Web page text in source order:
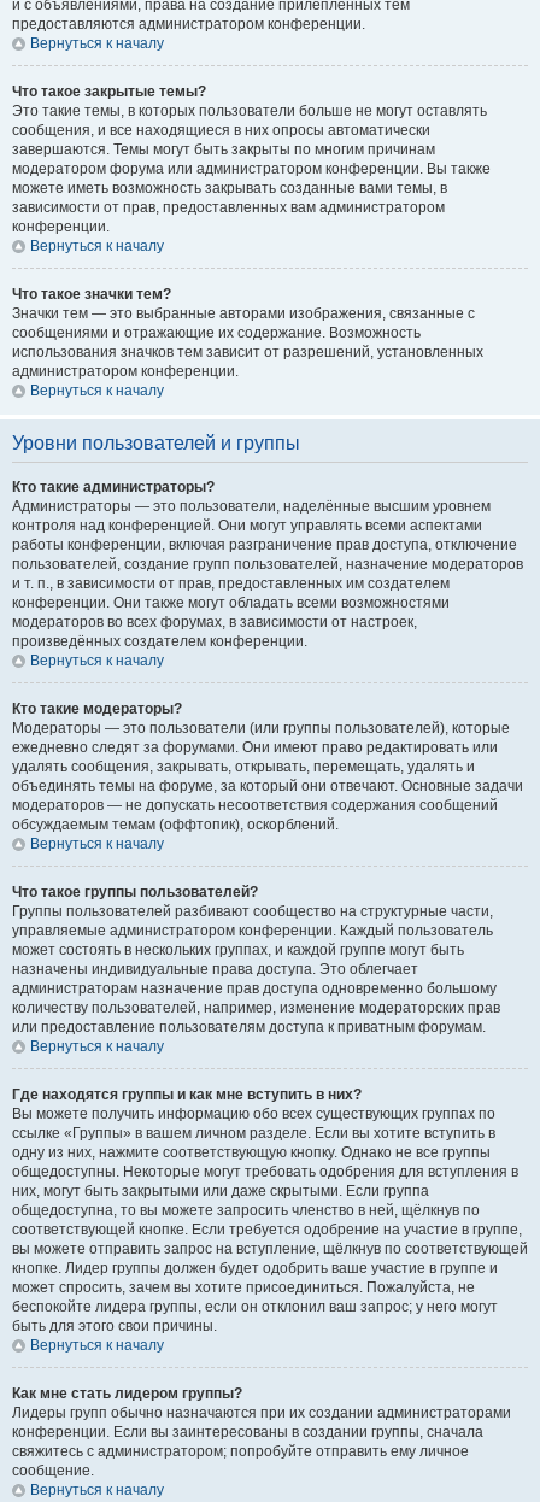
и с объявлениями, права на создание прилепленных тем
предоставляются администратором конференции.
Вернуться к началу
Что такое закрытые темы?
Это такие темы, в которых пользователи больше не могут оставлять
сообщения, и все находящиеся в них опросы автоматически
завершаются. Темы могут быть закрыты по многим причинам
модератором форума или администратором конференции. Вы также
можете иметь возможность закрывать созданные вами темы, в
зависимости от прав, предоставленных вам администратором
конференции.
Вернуться к началу
Что такое значки тем?
Значки тем — это выбранные авторами изображения, связанные с
сообщениями и отражающие их содержание. Возможность
использования значков тем зависит от разрешений, установленных
администратором конференции.
Вернуться к началу
Уровни пользователей и группы
Кто такие администраторы?
Администраторы — это пользователи, наделённые высшим уровнем
контроля над конференцией. Они могут управлять всеми аспектами
работы конференции, включая разграничение прав доступа, отключение
пользователей, создание групп пользователей, назначение модераторов
и т. п., в зависимости от прав, предоставленных им создателем
конференции. Они также могут обладать всеми возможностями
модераторов во всех форумах, в зависимости от настроек,
произведённых создателем конференции.
Вернуться к началу
Кто такие модераторы?
Модераторы — это пользователи (или группы пользователей), которые
ежедневно следят за форумами. Они имеют право редактировать или
удалять сообщения, закрывать, открывать, перемещать, удалять и
объединять темы на форуме, за который они отвечают. Основные задачи
модераторов — не допускать несоответствия содержания сообщений
обсуждаемым темам (оффтопик), оскорблений.
Вернуться к началу
Что такое группы пользователей?
Группы пользователей разбивают сообщество на структурные части,
управляемые администратором конференции. Каждый пользователь
может состоять в нескольких группах, и каждой группе могут быть
назначены индивидуальные права доступа. Это облегчает
администраторам назначение прав доступа одновременно большому
количеству пользователей, например, изменение модераторских прав
или предоставление пользователям доступа к приватным форумам.
Вернуться к началу
Где находятся группы и как мне вступить в них?
Вы можете получить информацию обо всех существующих группах по
ссылке «Группы» в вашем личном разделе. Если вы хотите вступить в
одну из них, нажмите соответствующую кнопку. Однако не все группы
общедоступны. Некоторые могут требовать одобрения для вступления в
них, могут быть закрытыми или даже скрытыми. Если группа
общедоступна, то вы можете запросить членство в ней, щёлкнув по
соответствующей кнопке. Если требуется одобрение на участие в группе,
вы можете отправить запрос на вступление, щёлкнув по соответствующей
кнопке. Лидер группы должен будет одобрить ваше участие в группе и
может спросить, зачем вы хотите присоединиться. Пожалуйста, не
беспокойте лидера группы, если он отклонил ваш запрос; у него могут
быть для этого свои причины.
Вернуться к началу
Как мне стать лидером группы?
Лидеры групп обычно назначаются при их создании администраторами
конференции. Если вы заинтересованы в создании группы, сначала
свяжитесь с администратором; попробуйте отправить ему личное
сообщение.
Вернуться к началу